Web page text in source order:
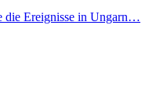
die Ereignisse in Ungarn…